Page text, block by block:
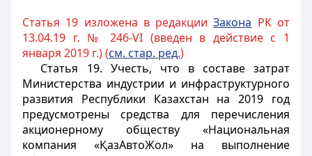
Статья 19 изложена в редакцииЗакона РК от
13.04.19 г. № 246-VI (введен в действие с 1
января 2019 г.) (см. стар. ред.)
Статья 19. Учесть, что в составе затрат
Министерства индустрии и инфраструктурного
развития Республики Казахстан на 2019 год
предусмотрены средства для перечисления
акционерному обществу «Национальная
компания «ҚазАвтоЖол» на выполнение